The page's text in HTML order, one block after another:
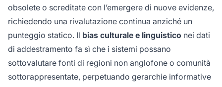
obsolete o screditate con l’emergere di nuove evidenze,
richiedendo una rivalutazione continua anziché un
punteggio statico. Il bias culturale e linguistico nei dati
di addestramento fa sì che i sistemi possano
sottovalutare fonti di regioni non anglofone o comunità
sottorappresentate, perpetuando gerarchie informative